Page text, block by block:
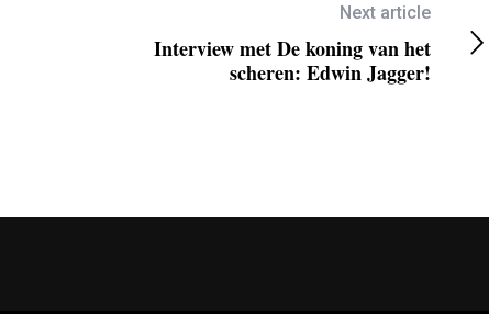
Next article
Interview met De koning van het
scheren: Edwin Jagger!